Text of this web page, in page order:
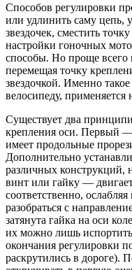
Способов регулировки
или удлинить саму цепь,
звездочек, сместить
настройки гоночных
способы. Но проще всего
перемещая точку
звездочкой. Именно
велосипеду, применяется
Существует два
крепления оси. Первый
имеет продольные
Дополнительно
различных
винт или гайку —
соответственно,
разобраться с
затянута гайка на оси
их можно лишь
окончания регулировки
раскрутились в дороге).